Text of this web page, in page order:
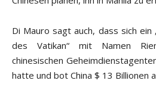
Di Mauro sagt auch, dass sich
des Vatikan“ mit Namen
chinesischen
hatte und bot China $ 13 Billionen